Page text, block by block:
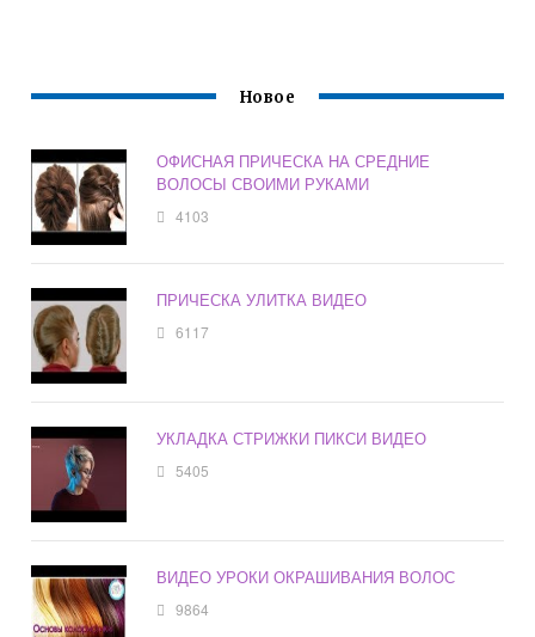
Новое
ОФИСНАЯ ПРИЧЕСКА НА СРЕДНИЕ
ВОЛОСЫ СВОИМИ РУКАМИ
4103
ПРИЧЕСКА УЛИТКА ВИДЕО
6117
УКЛАДКА СТРИЖКИ ПИКСИ ВИДЕО
5405
ВИДЕО УРОКИ ОКРАШИВАНИЯ ВОЛОС
9864